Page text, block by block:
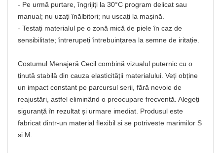
- Pe urmă purtare, îngrijiți la 30°C program delicat sau
manual; nu uzați înălbitori; nu uscați la mașină.
- Testați materialul pe o zonă mică de piele în caz de
sensibilitate; întrerupeți întrebuințarea la semne de iritație.
Costumul Menajeră Cecil combină vizualul puternic cu o
ținută stabilă din cauza elasticității materialului. Veți obține
un impact constant pe parcursul serii, fără nevoie de
reajustări, astfel eliminând o preocupare frecventă. Alegeți
siguranță în rezultat și urmare imediat. Produsul este
fabricat dintr-un material flexibil si se potriveste marimilor S
si M.